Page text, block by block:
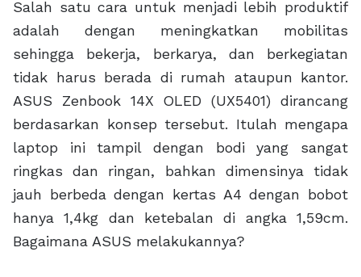
Salah satu cara untuk menjadi lebih produktif
adalah dengan meningkatkan mobilitas
sehingga bekerja, berkarya, dan berkegiatan
tidak harus berada di rumah ataupun kantor.
ASUS Zenbook 14X OLED (UX5401) dirancang
berdasarkan konsep tersebut. Itulah mengapa
laptop ini tampil dengan bodi yang sangat
ringkas dan ringan, bahkan dimensinya tidak
jauh berbeda dengan kertas A4 dengan bobot
hanya 1,4kg dan ketebalan di angka 1,59cm.
Bagaimana ASUS melakukannya?